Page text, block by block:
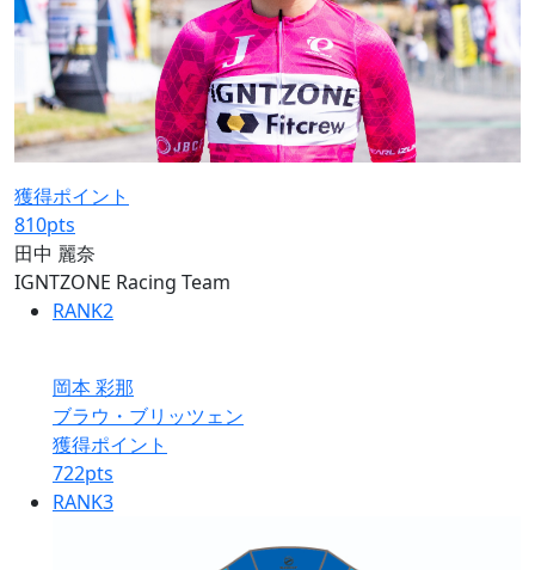
獲得ポイント
810pts
田中 麗奈
IGNTZONE Racing Team
RANK2
岡本 彩那
ブラウ・ブリッツェン
獲得ポイント
722pts
RANK3